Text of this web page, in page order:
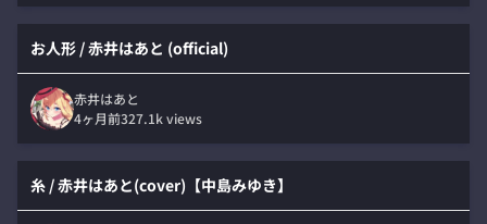
お人形 / 赤井はあと (official)
赤井はあと
4ヶ月前327.1kviews
糸 / 赤井はあと(cover)【中島みゆき】